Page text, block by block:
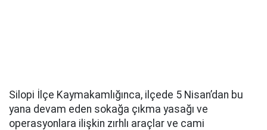
Silopi İlçe Kaymakamlığınca, ilçede 5 Nisan’dan bu
yana devam eden sokağa çıkma yasağı ve
operasyonlara ilişkin zırhlı araçlar ve cami